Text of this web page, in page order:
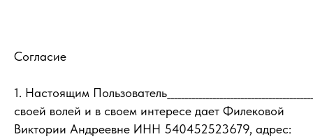
Согласие
1. Настоящим
своей волей и в своем интересе дает Филековой
Виктории Андреевне ИНН 540452523679, адрес: